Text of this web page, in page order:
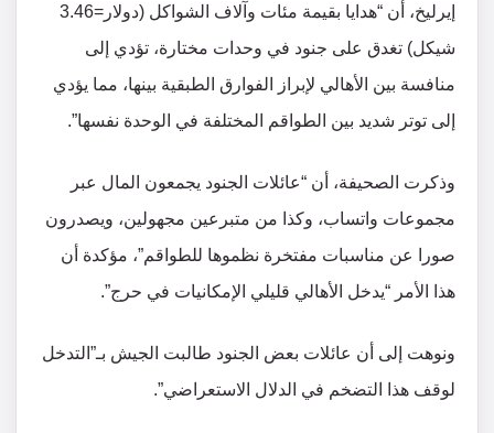
إيرليخ، أن “هدايا بقيمة مئات وآلاف الشواكل (دولار=3.46
شيكل) تغدق على جنود في وحدات مختارة، تؤدي إلى
منافسة بين الأهالي لإبراز الفوارق الطبقية بينها، مما يؤدي
إلى توتر شديد بين الطواقم المختلفة في الوحدة نفسها”.
وذكرت الصحيفة، أن “عائلات الجنود يجمعون المال عبر
مجموعات واتساب، وكذا من متبرعين مجهولين، ويصدرون
صورا عن مناسبات مفتخرة نظموها للطواقم”، مؤكدة أن
هذا الأمر “يدخل الأهالي قليلي الإمكانيات في حرج”.
ونوهت إلى أن عائلات بعض الجنود طالبت الجيش بـ”التدخل
لوقف هذا التضخم في الدلال الاستعراضي”.